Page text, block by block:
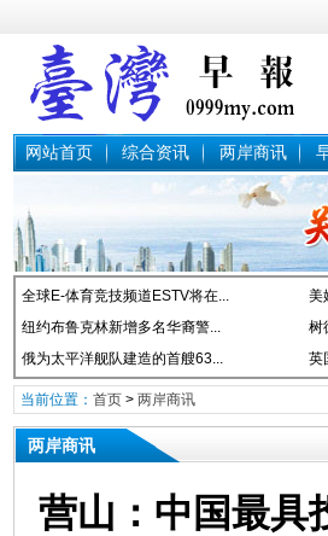
网站首页 综合资讯 两岸商讯
全球E-体育竞技频道ESTV将在...
美
纽约布鲁克林新增多名华裔警...
树
俄为太平洋舰队建造的首艘63...
英
当前位置： 首页> 两岸商讯
两岸商讯
营山：中国最具